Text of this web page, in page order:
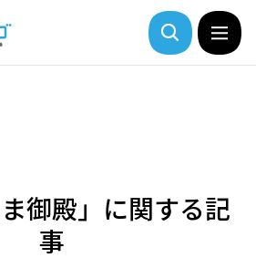
ま御殿」に関する記
事